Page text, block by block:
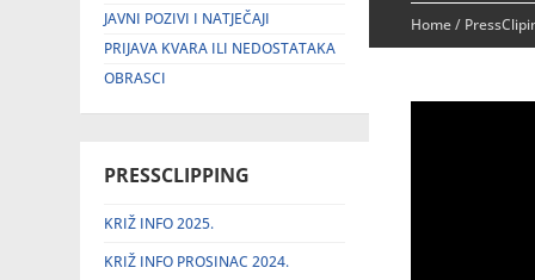
JAVNI POZIVI I NATJEČAJI
PRIJAVA KVARA ILI NEDOSTATAKA
OBRASCI
PRESSCLIPPING
KRIŽ INFO 2025.
KRIŽ INFO PROSINAC 2024.
Home/